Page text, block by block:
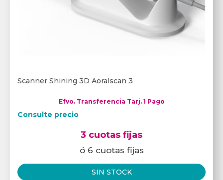
Scanner Shining 3D Aoralscan 3
Efvo. Transferencia Tarj. 1 Pago
Consulte precio
3 cuotas fijas
ó 6 cuotas fijas
SIN STOCK